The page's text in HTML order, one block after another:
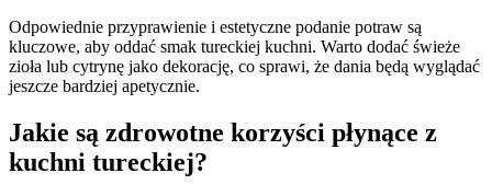
Odpowiednie przyprawienie i estetyczne podanie potraw są
kluczowe, aby oddać smak tureckiej kuchni. Warto dodać świeże
zioła lub cytrynę jako dekorację, co sprawi, że dania będą wyglądać
jeszcze bardziej apetycznie.
Jakie są zdrowotne korzyści płynące z
kuchni tureckiej?